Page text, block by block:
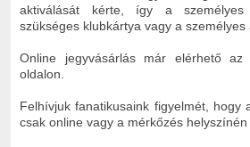
aktiválását kérte, így a személyes
szükséges klubkártya vagy a
Online jegyvásárlás már elérhető az
oldalon.
Felhívjuk fanatikusaink figyelmét, hogy
csak online vagy a mérkőzés